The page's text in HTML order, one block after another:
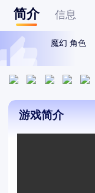
简介 信息
魔幻 角色
游戏简介